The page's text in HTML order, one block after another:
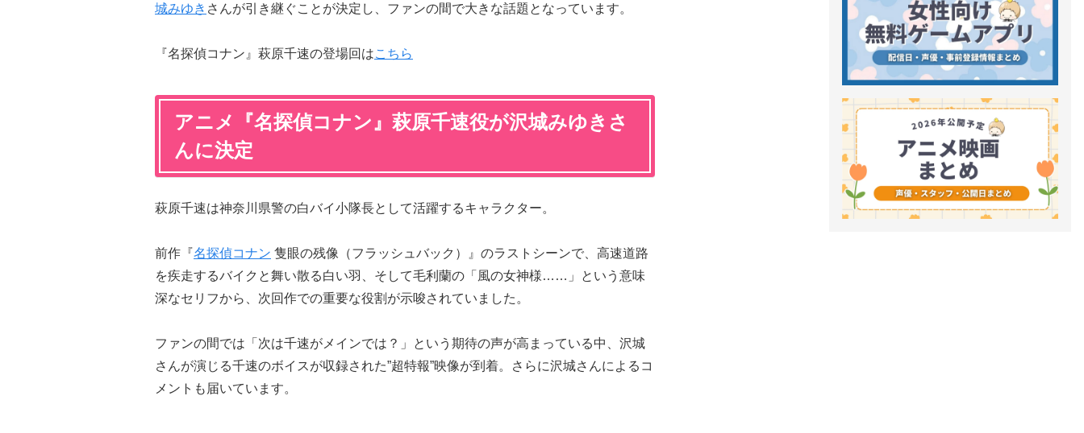
城みゆき さんが引き継ぐことが決定し、ファンの間で大きな話題となっています。
『名探偵コナン』萩原千速の登場回はこちら
アニメ『名探偵コナン』萩原千速役が沢城みゆきさ
んに決定
萩原千速は神奈川県警の白バイ小隊長として活躍するキャラクター。
前作『名探偵コナン 隻眼の残像（フラッシュバック）』のラストシーンで、高速道路
を疾走するバイクと舞い散る白い羽、そして毛利蘭の「風の女神様……」という意味
深なセリフから、次回作での重要な役割が示唆されていました。
ファンの間では「次は千速がメインでは？」という期待の声が高まっている中、沢城
さんが演じる千速のボイスが収録された”超特報”映像が到着。さらに沢城さんによるコ
メントも届いています。